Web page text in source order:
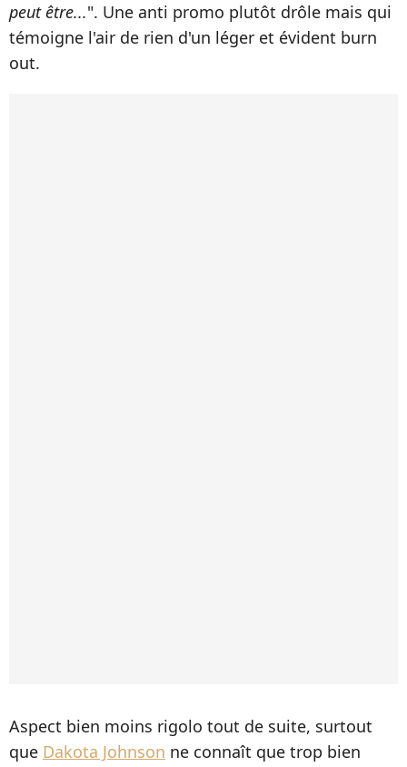
peut être...". Une anti promo plutôt drôle mais qui
témoigne l'air de rien d'un léger et évident burn
out.
Aspect bien moins rigolo tout de suite, surtout
que Dakota Johnson ne connaît que trop bien